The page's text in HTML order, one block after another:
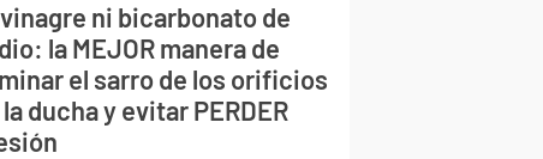
ni bicarbonato de
la MEJOR manera de
el sarro de los orificios
ducha y evitar PERDER